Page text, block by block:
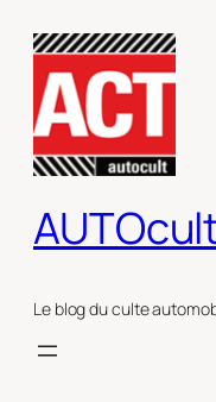
contenu
Le blog du culte